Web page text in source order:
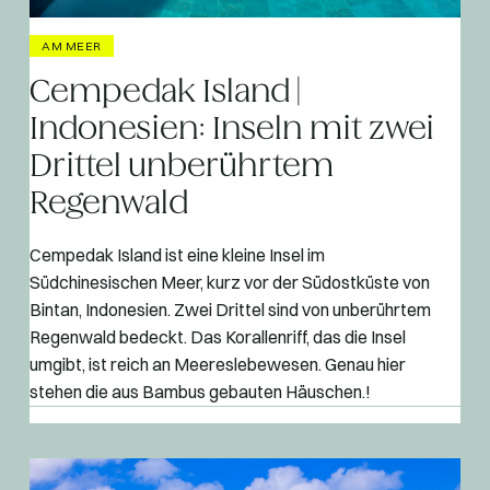
AM MEER
Cempedak Island |
Indonesien: Inseln mit zwei
Drittel unberührtem
Regenwald
Cempedak Island ist eine kleine Insel im
Südchinesischen Meer, kurz vor der Südostküste von
Bintan, Indonesien. Zwei Drittel sind von unberührtem
Regenwald bedeckt. Das Korallenriff, das die Insel
umgibt, ist reich an Meereslebewesen. Genau hier
stehen die aus Bambus gebauten Häuschen.!